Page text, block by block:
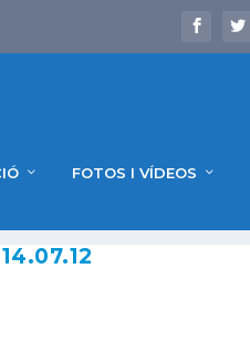
FOTOS I VÍDEOS